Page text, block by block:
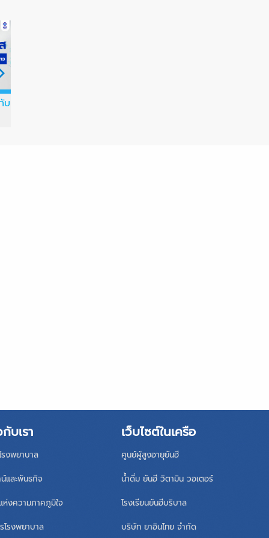
บ
บเรา
รงพยาบาล
และพันธกิจ
ห่งความภาคภูมิใจ
โรงพยาบาล
เว็บไซต์ในเครือ
ศูนย์ผู้สูงอายุยันฮี
น้ำดื่ม ยันฮี วิตามิน วอเตอร์
โรงเรียนยันฮีบริบาล
บริษัท ยาอินไทย จำกัด